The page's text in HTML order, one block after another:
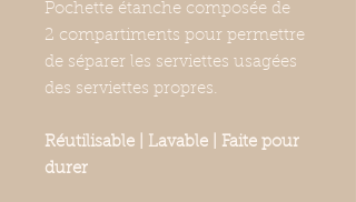
Pochette étanche composée de
2 compartiments pour permettre
de séparer les serviettes usagées
des serviettes propres.
Réutilisable | Lavable | Faite pour
durer